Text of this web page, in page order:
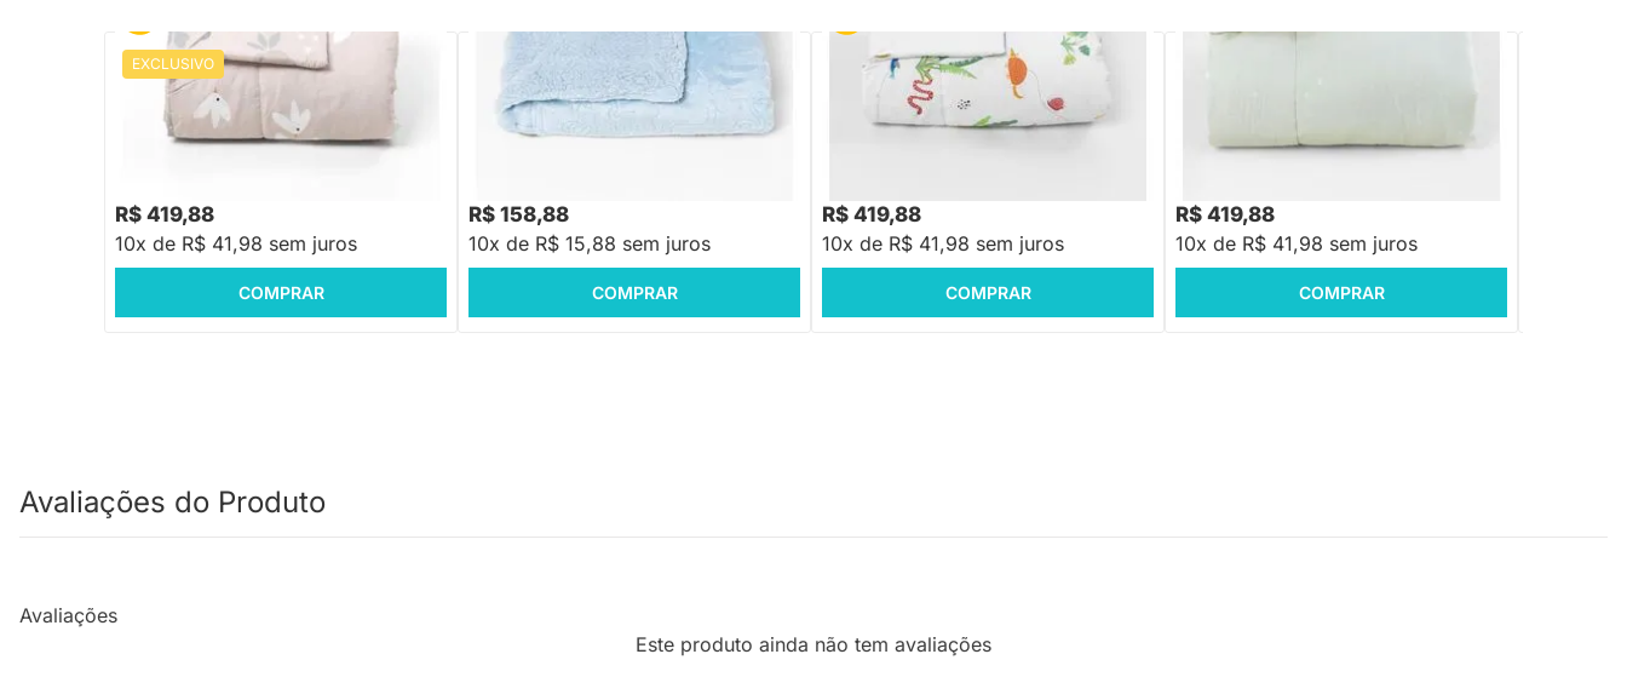
EXCLUSIVO PRONTA ENTREGA
Edredom Solteiro Dupla Face - Floral e
Pássaros Rosa
R$ 419,88
10x de R$ 41,98 sem juros
COMPRAR
PRONTA ENTREGA
Cobertor Sherpan Ferreti - Azul Bebe
R$ 158,88
10x de R$ 15,88 sem juros
COMPRAR
PRONTA ENTREGA
Edredom Solteiro Selva Dupla Face
R$ 419,88
10x de R$ 41,98 sem juros
COMPRAR
R$ 419,88
10x de R$ 41,98 sem juros
COMPRAR
Avaliações do Produto
Avaliações
Este produto ainda não tem avaliações